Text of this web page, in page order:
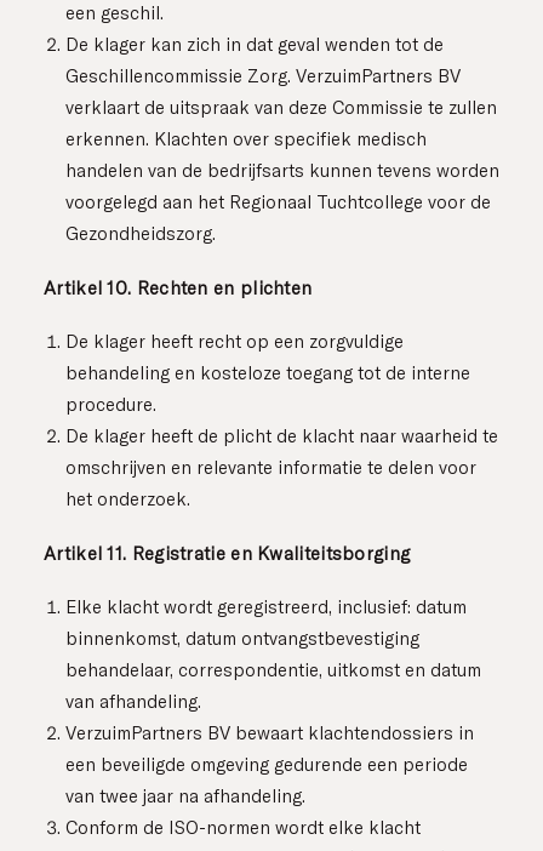
een geschil.
De klager kan zich in dat geval wenden tot de
Geschillencommissie Zorg. VerzuimPartners BV
verklaart de uitspraak van deze Commissie te zullen
erkennen. Klachten over specifiek medisch
handelen van de bedrijfsarts kunnen tevens worden
voorgelegd aan het Regionaal Tuchtcollege voor de
Gezondheidszorg.
Artikel 10. Rechten en plichten
De klager heeft recht op een zorgvuldige
behandeling en kosteloze toegang tot de interne
procedure.
De klager heeft de plicht de klacht naar waarheid te
omschrijven en relevante informatie te delen voor
het onderzoek.
Artikel 11. Registratie en Kwaliteitsborging
Elke klacht wordt geregistreerd, inclusief: datum
binnenkomst, datum ontvangstbevestiging
behandelaar, correspondentie, uitkomst en datum
van afhandeling.
VerzuimPartners BV bewaart klachtendossiers in
een beveiligde omgeving gedurende een periode
van twee jaar na afhandeling.
Conform de ISO-normen wordt elke klacht